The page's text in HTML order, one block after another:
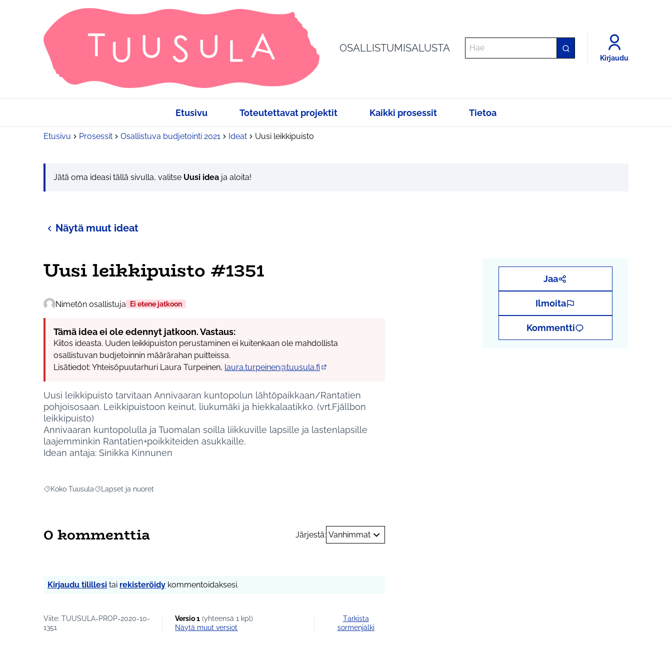
OSALLISTUMISALUSTA
Kirjaudu
Etusivu Toteutettavat projektit Kaikki prosessit Tietoa
Etusivu Prosessit Osallistuva budjetointi 2021 Ideat Uusi leikkipuisto
Jätä oma ideasi tällä sivulla, valitse Uusi idea ja aloita!
Näytä muut ideat
Uusi leikkipuisto #1351
Nimetön osallistuja Ei etene jatkoon
Tämä idea ei ole edennyt jatkoon. Vastaus:
Kiitos ideasta. Uuden leikkipuiston perustaminen ei kuitenkaan ole mahdollista
osallistuvan budjetoinnin määrärahan puitteissa.
Lisätiedot: Yhteisöpuutarhuri Laura Turpeinen, laura.turpeinen@tuusula.fi
Uusi leikkipuisto tarvitaan Annivaaran kuntopolun lähtöpaikkaan/Rantatien
pohjoisosaan. Leikkipuistoon keinut, liukumäki ja hiekkalaatikko. (vrt.Fjällbon
leikkipuisto)
Annivaaran kuntopolulla ja Tuomalan soilla liikkuville lapsille ja lastenlapsille
laajemminkin Rantatien+poikkiteiden asukkaille.
Idean antaja: Sinikka Kinnunen
Rajaa tulokset aihepiirin mukaan: Koko Tuusula
Koko Tuusula Rajaa tulokset teeman mukaan: Lapset ja nuoret
Lapset ja nuoret
Jaa
Ilmoita
Kommentti
0 kommenttia Järjestä: Vanhimmat
Kirjaudu tilillesi tai rekisteröidy kommentoidaksesi.
Viite: TUUSULA-PROP-2020-10-
1351
Versio 1 (yhteensä 1 kpl)
näytä muut versiot
Tarkista
sormenjälki